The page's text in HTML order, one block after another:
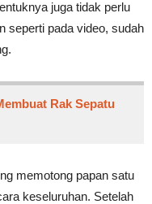
juga tidak perlu
seperti pada video, sudah
Rak Sepatu
memotong papan satu
keseluruhan. Setelah